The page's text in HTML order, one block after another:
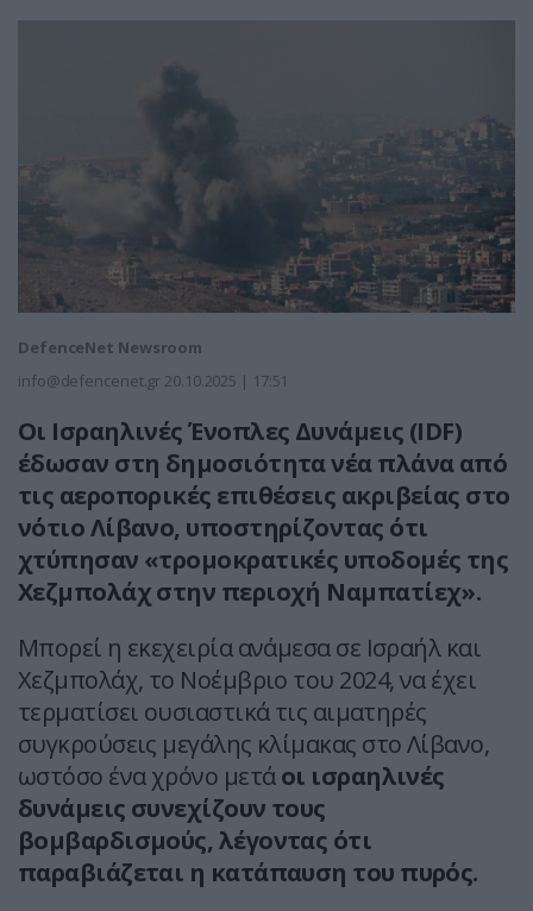
DefenceNet Newsroom
info@defencenet.gr 20.10.2025 | 17:51
Οι Ισραηλινές Ένοπλες Δυνάμεις (IDF)
έδωσαν στη δημοσιότητα νέα πλάνα από
τις αεροπορικές επιθέσεις ακριβείας στο
νότιο Λίβανο, υποστηρίζοντας ότι
χτύπησαν «τρομοκρατικές υποδομές της
Χεζμπολάχ στην περιοχή Ναμπατίεχ».
Μπορεί η εκεχειρία ανάμεσα σε Ισραήλ και
Χεζμπολάχ, το Νοέμβριο του 2024, να έχει
τερματίσει ουσιαστικά τις αιματηρές
συγκρούσεις μεγάλης κλίμακας στο Λίβανο,
ωστόσο ένα χρόνο μετάοι ισραηλινές
δυνάμεις συνεχίζουν τους
βομβαρδισμούς, λέγοντας ότι
παραβιάζεται η κατάπαυση του πυρός.